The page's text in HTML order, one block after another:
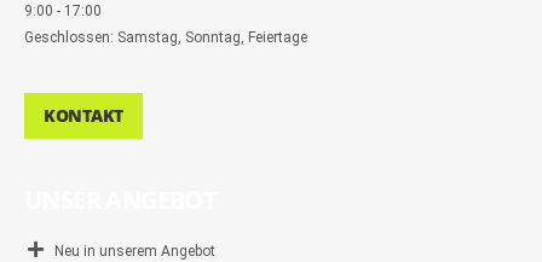
9:00 - 17:00
Geschlossen: Samstag, Sonntag, Feiertage
KONTAKT
Neu in unserem Angebot